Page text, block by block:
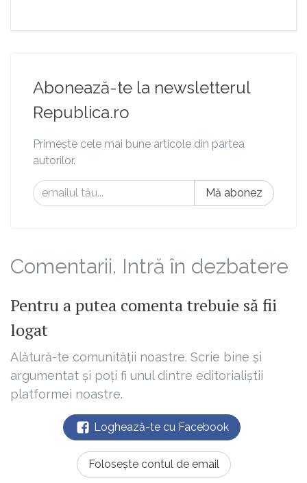
Abonează-te la newsletterul
Republica.ro
Primește cele mai bune articole din partea
autorilor.
Mă abonez
Comentarii. Intră în dezbatere
Pentru a putea comenta trebuie să fii
logat
Alătură-te comunității noastre. Scrie bine și
argumentat și poți fi unul dintre editorialiștii
platformei noastre.
Loghează-te cu Facebook
Folosește contul de email